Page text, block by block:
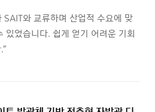
SAIT와 교류하며 산업적 수요에 맞
있었습니다. 쉽게 얻기 어려운 기회